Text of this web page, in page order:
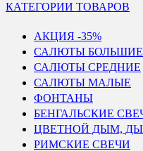
КАТЕГОРИИ ТОВАРОВ
АКЦИЯ -35%
САЛЮТЫ БОЛЬШИЕ
САЛЮТЫ СРЕДНИЕ
САЛЮТЫ МАЛЫЕ
ФОНТАНЫ
БЕНГАЛЬСКИЕ
ЦВЕТНОЙ ДЫМ,
РИМСКИЕ СВЕЧИ